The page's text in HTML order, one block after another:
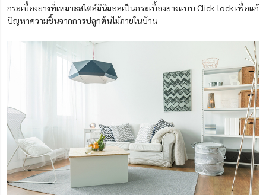
กระเบื้องยางที่เหมาะสไตล์มินิมอลเป็นกระเบื้องยางแบบ Click-lock เพื่อแก้
ปัญหาความชื้นจากการปลูกต้นไม้ภายในบ้าน